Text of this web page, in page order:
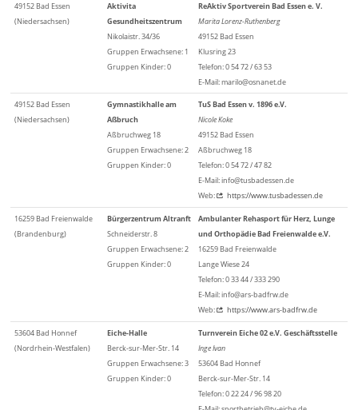
49152 Bad Essen
(Niedersachsen)
Aktivita
Gesundheitszentrum
Nikolaistr. 34/36
Gruppen Erwachsene: 1
Gruppen Kinder: 0
ReAktiv Sportverein Bad Essen e. V.
Marita Lorenz-Ruthenberg
49152 Bad Essen
Klusring 23
Telefon: 0 54 72 / 63 53
E-Mail: marilo@osnanet.de
49152 Bad Essen
(Niedersachsen)
Gymnastikhalle am
Aßbruch
Aßbruchweg 18
Gruppen Erwachsene: 2
Gruppen Kinder: 0
TuS Bad Essen v. 1896 e.V.
Nicole Koke
49152 Bad Essen
Aßbruchweg 18
Telefon: 0 54 72 / 47 82
E-Mail: info@tusbadessen.de
Web:
https://www.tusbadessen.de
16259 Bad Freienwalde
(Brandenburg)
Bürgerzentrum Altranft
Schneiderstr. 8
Gruppen Erwachsene: 2
Gruppen Kinder: 0
Ambulanter Rehasport für Herz, Lunge
und Orthopädie Bad Freienwalde e.V.
16259 Bad Freienwalde
Lange Wiese 24
Telefon: 0 33 44 / 333 290
E-Mail: info@ars-badfrw.de
Web:
https://www.ars-badfrw.de
53604 Bad Honnef
(Nordrhein-Westfalen)
Eiche-Halle
Berck-sur-Mer-Str. 14
Gruppen Erwachsene: 3
Gruppen Kinder: 0
Turnverein Eiche 02 e.V. Geschäftsstelle
Inge Ivan
53604 Bad Honnef
Berck-sur-Mer-Str. 14
Telefon: 0 22 24 / 96 98 20